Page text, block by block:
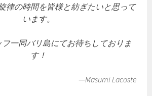
律の時間を皆様と紡ぎたいと思って
います。
一同バリ島にてお待ちしておりま
す！
—Masumi Lacoste